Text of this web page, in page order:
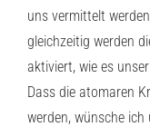
uns vermittelt
gleichzeitig werden
aktiviert, wie es
Dass die atomaren
werden, wünsche